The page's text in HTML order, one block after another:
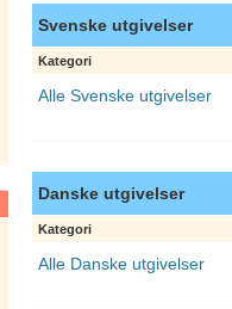
Svenske utgivelser
Kategori
Alle Svenske utgivelser
Danske utgivelser
Kategori
Alle Danske utgivelser